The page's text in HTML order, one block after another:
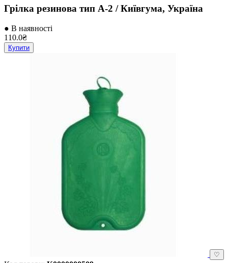
Грілка резинова тип А-2 / Київгума, Україна
● В наявності
110.0₴
Купити
♡